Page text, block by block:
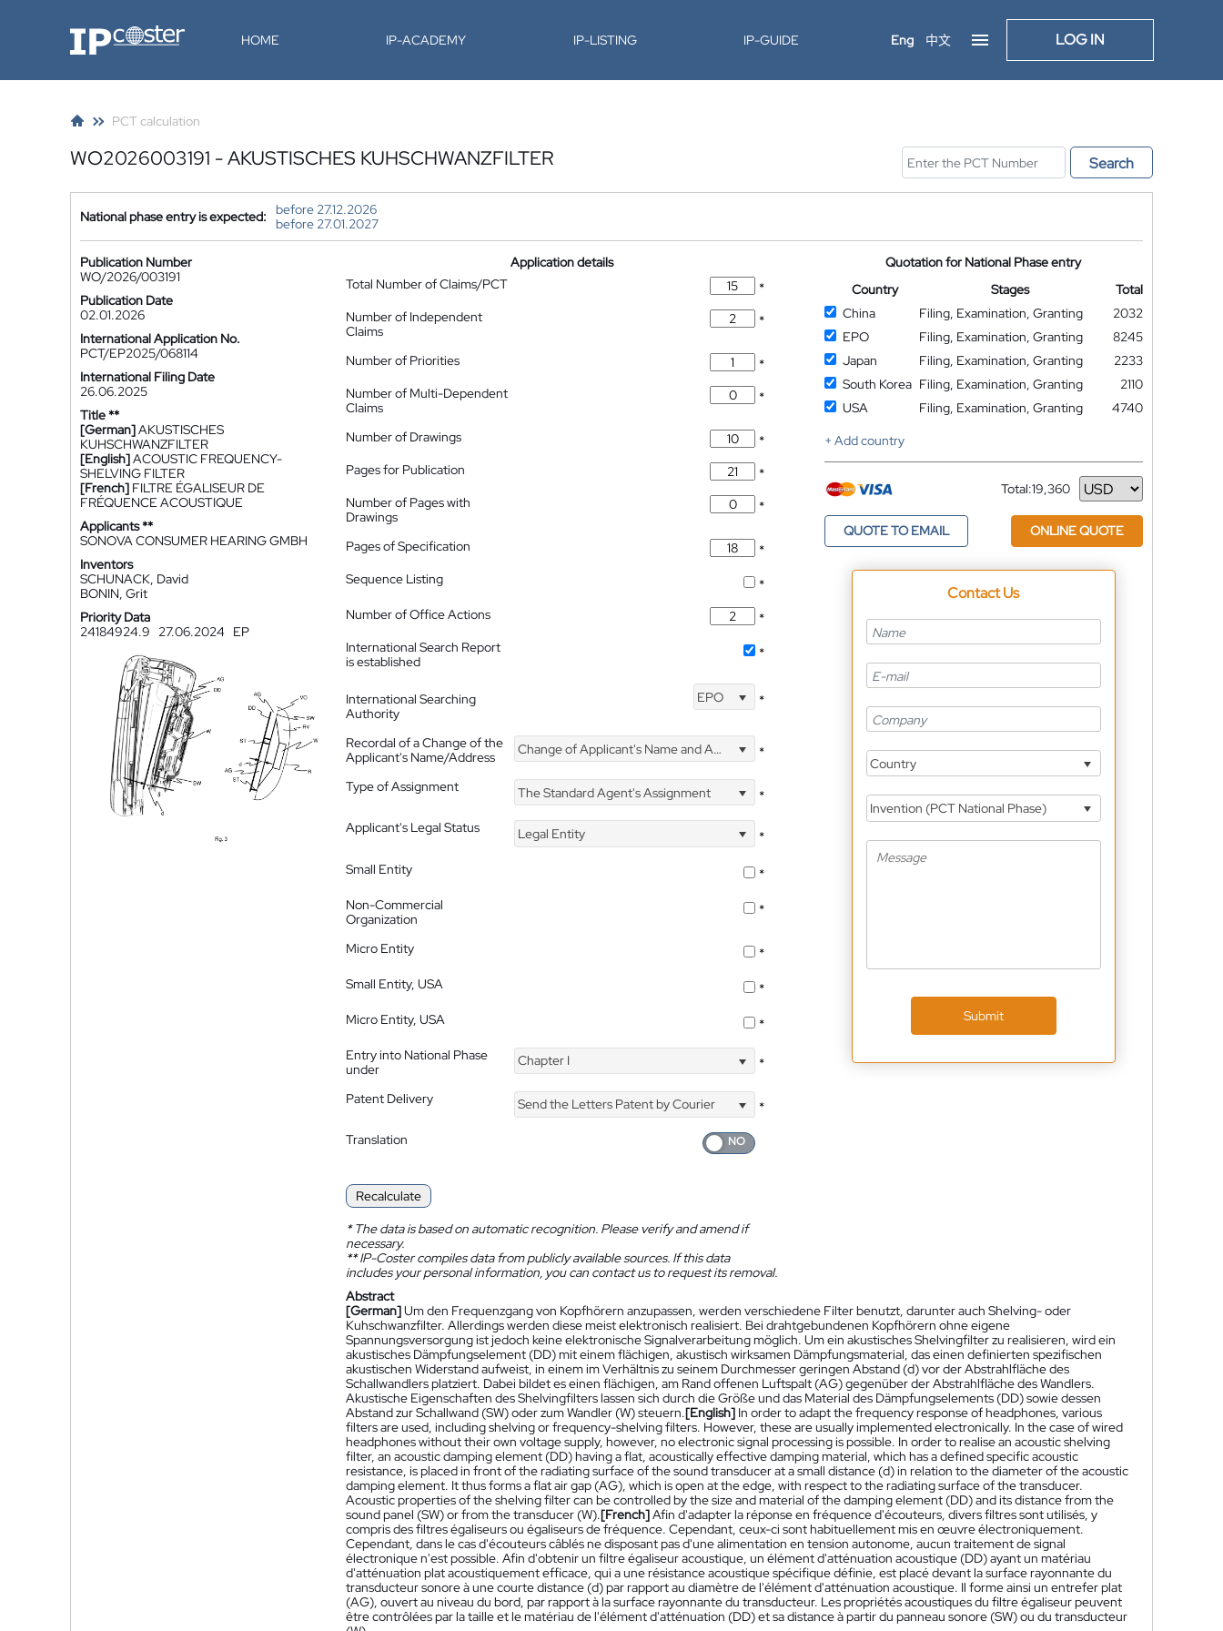
IP-Coster HOME IP-ACADEMY IP-LISTING IP-GUIDE Eng 中文 LOG IN
PCT calculation
WO2026003191 - AKUSTISCHES KUHSCHWANZFILTER Search
National phase entry is expected:
before 27.12.2026
before 27.01.2027
Publication Number
WO/2026/003191
Publication Date
02.01.2026
International Application No.
PCT/EP2025/068114
International Filing Date
26.06.2025
Title **
[German]AKUSTISCHES
KUHSCHWANZFILTER
[English]ACOUSTIC FREQUENCY-
SHELVING FILTER
[French] FILTRE ÉGALISEUR DE
FRÉQUENCE ACOUSTIQUE
Applicants **
SONOVA CONSUMER HEARING GMBH
Inventors
SCHUNACK, David
BONIN, Grit
Priority Data
24184924.9
27.06.2024 EP
Application details
Total Number of Claims/PCT
*
Number of Independent
Claims
*
Number of Priorities
*
Number of Multi-Dependent
Claims
*
Number of Drawings
*
Pages for Publication
*
Number of Pages with
Drawings
*
Pages of Specification
*
Sequence Listing
*
Number of Office Actions
*
International Search Report
is established
*
International Searching
Authority
EPO *
Recordal of a Change of the
Applicant's Name/Address
Change of Applicant's Name and Address *
Type of Assignment The Standard Agent's Assignment
*
Applicant's Legal Status
Legal Entity
*
Small Entity
*
Non-Commercial
Organization
*
Micro Entity
*
Small Entity, USA
*
Micro Entity, USA
*
Entry into National Phase
under
Chapter I *
Patent Delivery Send the Letters Patent by Courier
*
Translation
Recalculate
*The data is based on automatic recognition. Please verify and amend if
necessary.
**IP-Coster compiles data from publicly available sources. If this data
includes your personal information, you can contact us to request its removal.
Quotation for National Phase entry
Country
Stages
Total
China
Filing, Examination, Granting
2032
EPO
Filing, Examination, Granting
8245
Japan
Filing, Examination, Granting
2233
South Korea Filing, Examination, Granting
2110
USA
Filing, Examination, Granting
4740
+ Add country
Total:19,360
Currency
QUOTE TO EMAIL ONLINE QUOTE
Contact Us
Country
Invention (PCT National Phase)
Submit
Abstract
[German]Um den Frequenzgang von Kopfhörern anzupassen, werden verschiedene Filter benutzt, darunter auch Shelving- oder
Kuhschwanzfilter. Allerdings werden diese meist elektronisch realisiert. Bei drahtgebundenen Kopfhörern ohne eigene
Spannungsversorgung ist jedoch keine elektronische Signalverarbeitung möglich. Um ein akustisches Shelvingfilter zu realisieren, wird ein
akustisches Dämpfungselement (DD) mit einem flächigen, akustisch wirksamen Dämpfungsmaterial, das einen definierten spezifischen
akustischen Widerstand aufweist, in einem im Verhältnis zu seinem Durchmesser geringen Abstand (d) vor der Abstrahlfläche des
Schallwandlers platziert. Dabei bildet es einen flächigen, am Rand offenen Luftspalt (AG) gegenüber der Abstrahlfläche des Wandlers.
Akustische Eigenschaften des Shelvingfilters lassen sich durch die Größe und das Material des Dämpfungselements (DD) sowie dessen
Abstand zur Schallwand (SW) oder zum Wandler (W) steuern.[English] In order to adapt the frequency response of headphones, various
filters are used, including shelving or frequency-shelving filters. However, these are usually implemented electronically. In the case of wired
headphones without their own voltage supply, however, no electronic signal processing is possible. In order to realise an acoustic shelving
filter, an acoustic damping element (DD) having a flat, acoustically effective damping material, which has a defined specific acoustic
resistance, is placed in front of the radiating surface of the sound transducer at a small distance (d) in relation to the diameter of the acoustic
damping element. It thus forms a flat air gap (AG), which is open at the edge, with respect to the radiating surface of the transducer.
Acoustic properties of the shelving filter can be controlled by the size and material of the damping element (DD) and its distance from the
sound panel (SW) or from the transducer (W).[French]Afin d'adapter la réponse en fréquence d'écouteurs, divers filtres sont utilisés, y
compris des filtres égaliseurs ou égaliseurs de fréquence. Cependant, ceux-ci sont habituellement mis en œuvre électroniquement.
Cependant, dans le cas d'écouteurs câblés ne disposant pas d'une alimentation en tension autonome, aucun traitement de signal
électronique n'est possible. Afin d'obtenir un filtre égaliseur acoustique, un élément d'atténuation acoustique (DD) ayant un matériau
d'atténuation plat acoustiquement efficace, qui a une résistance acoustique spécifique définie, est placé devant la surface rayonnante du
transducteur sonore à une courte distance (d) par rapport au diamètre de l'élément d'atténuation acoustique. Il forme ainsi un entrefer plat
(AG), ouvert au niveau du bord, par rapport à la surface rayonnante du transducteur. Les propriétés acoustiques du filtre égaliseur peuvent
être contrôlées par la taille et le matériau de l'élément d'atténuation (DD) et sa distance à partir du panneau sonore (SW) ou du transducteur